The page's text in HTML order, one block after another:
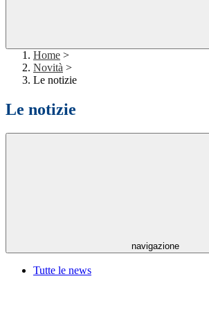
Home >
Novità >
Le notizie
Le notizie
navigazione
Tutte le news